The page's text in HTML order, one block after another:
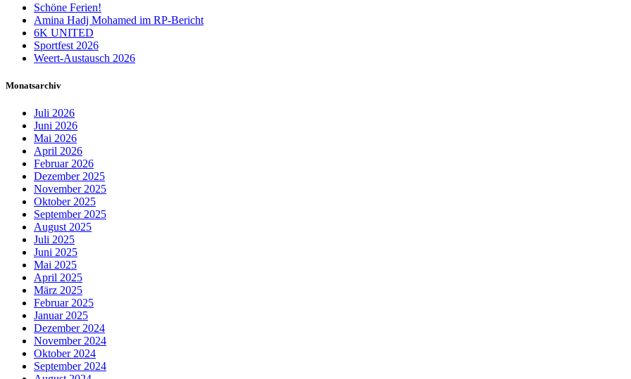
Schöne Ferien!
Amina Hadj Mohamed im RP-Bericht
6K UNITED
Sportfest 2026
Weert-Austausch 2026
Monatsarchiv
Juli 2026
Juni 2026
Mai 2026
April 2026
Februar 2026
Dezember 2025
November 2025
Oktober 2025
September 2025
August 2025
Juli 2025
Juni 2025
Mai 2025
April 2025
März 2025
Februar 2025
Januar 2025
Dezember 2024
November 2024
Oktober 2024
September 2024